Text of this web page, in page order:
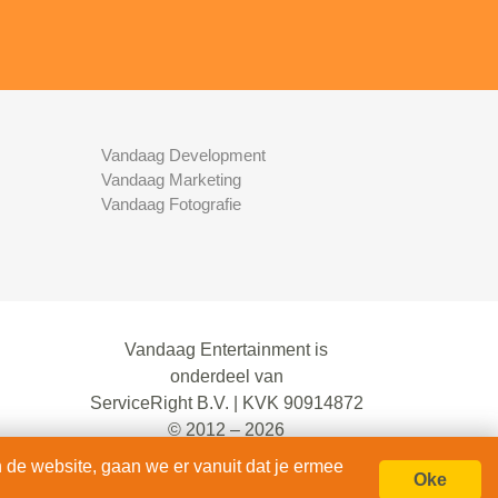
Vandaag Development
Vandaag Marketing
Vandaag Fotografie
Vandaag Entertainment is
onderdeel van
ServiceRight B.V. | KVK 90914872
© 2012 – 2026
alle rechten voorbehouden.
website, gaan we er vanuit dat je ermee
Oke